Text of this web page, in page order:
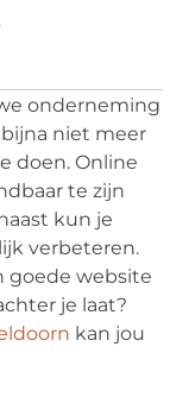
onderneming
niet meer
doen. Online
te zijn
kun je
verbeteren.
goede website
je laat?
kan jou